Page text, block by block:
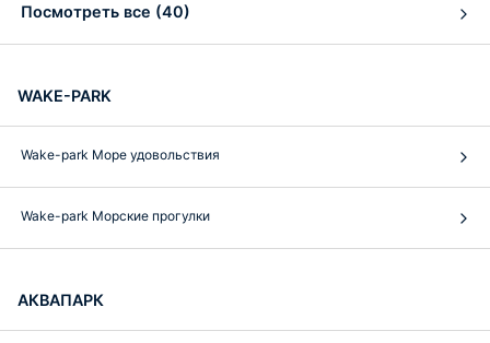
Посмотреть все (40)
WAKE-PARK
Wake-park Море удовольствия
Wake-park Морские прогулки
АКВАПАРК